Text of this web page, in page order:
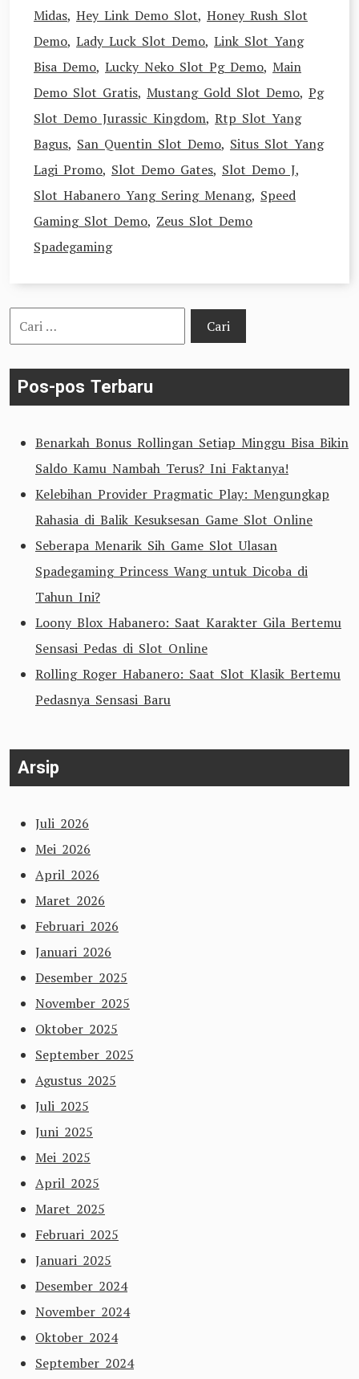
Midas, Hey Link Demo Slot, Honey Rush Slot
Demo, Lady Luck Slot Demo, Link Slot Yang
Bisa Demo, Lucky Neko Slot Pg Demo, Main
Demo Slot Gratis, Mustang Gold Slot Demo, Pg
Slot Demo Jurassic Kingdom, Rtp Slot Yang
Bagus, San Quentin Slot Demo, Situs Slot Yang
Lagi Promo, Slot Demo Gates, Slot Demo J,
Slot Habanero Yang Sering Menang, Speed
Gaming Slot Demo, Zeus Slot Demo
Spadegaming
Cari
untuk:
Pos-pos Terbaru
Benarkah Bonus Rollingan Setiap Minggu Bisa Bikin
Saldo Kamu Nambah Terus? Ini Faktanya!
Kelebihan Provider Pragmatic Play: Mengungkap
Rahasia di Balik Kesuksesan Game Slot Online
Seberapa Menarik Sih Game Slot Ulasan
Spadegaming Princess Wang untuk Dicoba di
Tahun Ini?
Loony Blox Habanero: Saat Karakter Gila Bertemu
Sensasi Pedas di Slot Online
Rolling Roger Habanero: Saat Slot Klasik Bertemu
Pedasnya Sensasi Baru
Arsip
Juli 2026
Mei 2026
April 2026
Maret 2026
Februari 2026
Januari 2026
Desember 2025
November 2025
Oktober 2025
September 2025
Agustus 2025
Juli 2025
Juni 2025
Mei 2025
April 2025
Maret 2025
Februari 2025
Januari 2025
Desember 2024
November 2024
Oktober 2024
September 2024